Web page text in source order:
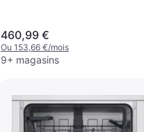
460,99 €
Ou 153,66 €/mois
9+ magasins